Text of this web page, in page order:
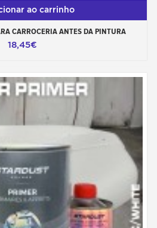
ao carrinho
CARROCERIA ANTES DA PINTURA
18,45€